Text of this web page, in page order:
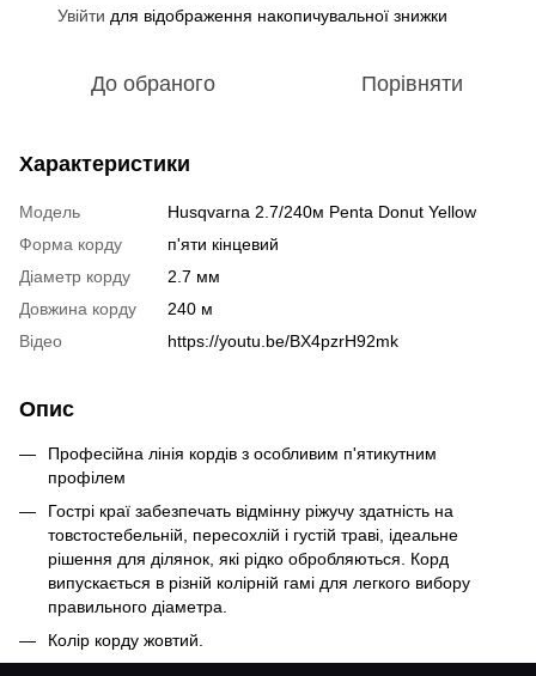
Увійти для відображення накопичувальної знижки
До обраного Порівняти
Характеристики
Модель
Husqvarna 2.7/240м Penta Donut Yellow
Форма корду
п'яти кінцевий
Діаметр корду
2.7 мм
Довжина корду
240 м
Відео
https://youtu.be/BX4pzrH92mk
Опис
Професійна лінія кордів з особливим п'ятикутним
профілем
Гострі краї забезпечать відмінну ріжучу здатність на
товстостебельній, пересохлій і густій траві, ідеальне
рішення для ділянок, які рідко обробляються. Корд
випускається в різній колірній гамі для легкого вибору
правильного діаметра.
Колір корду жовтий.